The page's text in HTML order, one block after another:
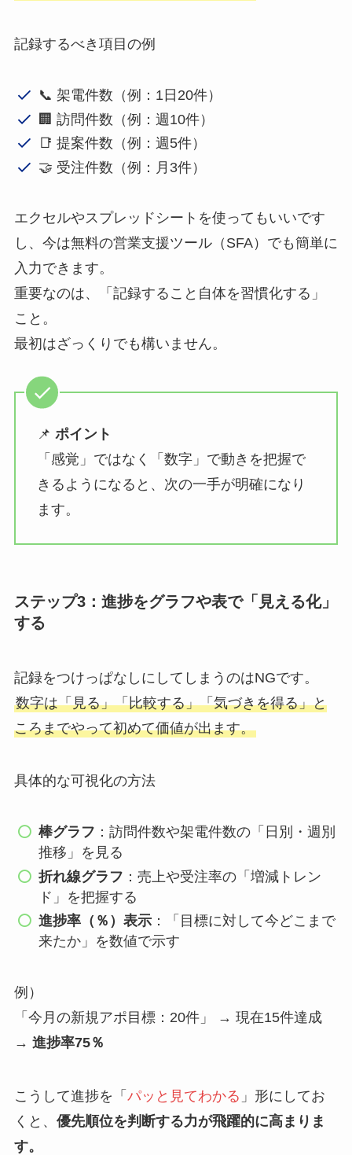
記録するべき項目の例
📞 架電件数（例：1日20件）
🏢 訪問件数（例：週10件）
📑 提案件数（例：週5件）
🤝 受注件数（例：月3件）
エクセルやスプレッドシートを使ってもいいです
し、今は無料の営業支援ツール（SFA）でも簡単に
入力できます。
重要なのは、「記録すること自体を習慣化する」
こと。
最初はざっくりでも構いません。
📌 ポイント
「感覚」ではなく「数字」で動きを把握で
きるようになると、次の一手が明確になり
ます。
ステップ3：進捗をグラフや表で「見える化」
する
記録をつけっぱなしにしてしまうのはNGです。
数字は「見る」「比較する」「気づきを得る」と
ころまでやって初めて価値が出ます。
具体的な可視化の方法
棒グラフ ：訪問件数や架電件数の「日別・週別
推移」を見る
折れ線グラフ ：売上や受注率の「増減トレン
ド」を把握する
進捗率（％）表示 ：「目標に対して今どこまで
来たか」を数値で示す
例）
「今月の新規アポ目標：20件」 → 現在15件達成
→ 進捗率75％
こうして進捗を「 パッと見てわかる 」形にしてお
くと、 優先順位を判断する力が飛躍的に高まりま
す。